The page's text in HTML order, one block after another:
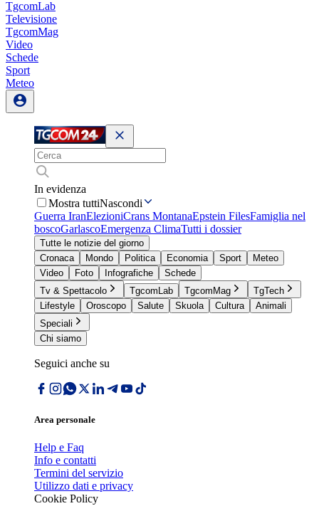
TgcomLab
Televisione
TgcomMag
Video
Schede
Sport
Meteo
In evidenza
Mostra tuttiNascondi
Guerra IranElezioniCrans MontanaEpstein FilesFamiglia nel
boscoGarlascoEmergenza ClimaTutti i dossier
Tutte le notizie del giorno
Cronaca
Mondo Politica Economia Sport
Meteo
Video
Foto Infografiche
Schede
Tv & Spettacolo
TgcomLab TgcomMag
TgTech
Lifestyle
Oroscopo Salute Skuola Cultura
Animali
Speciali
Chi siamo
Seguici anche su
Area personale
Help e Faq
Info e contatti
Termini del servizio
Utilizzo dati e privacy
Cookie Policy